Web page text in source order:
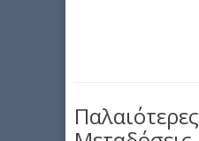
Παλαιότερες